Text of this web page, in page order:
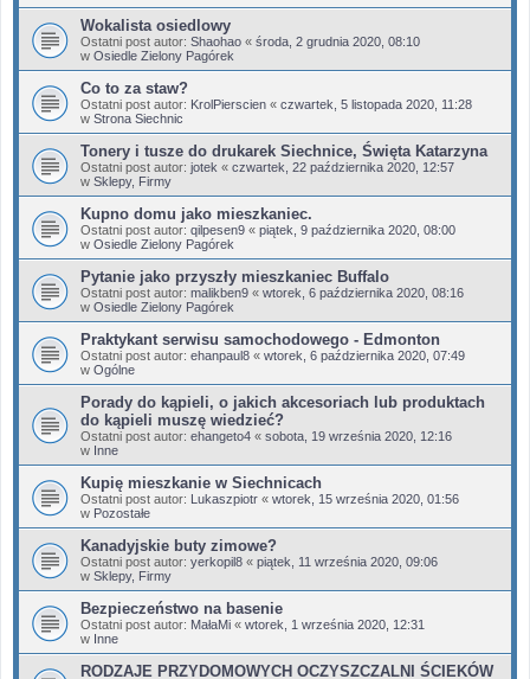
Wokalista osiedlowy
Ostatni post autor: Shaohao « środa, 2 grudnia 2020, 08:10
w Osiedle Zielony Pagórek
Co to za staw?
Ostatni post autor: KrolPierscien « czwartek, 5 listopada 2020, 11:28
w Strona Siechnic
Tonery i tusze do drukarek Siechnice, Święta Katarzyna
Ostatni post autor: jotek « czwartek, 22 października 2020, 12:57
w Sklepy, Firmy
Kupno domu jako mieszkaniec.
Ostatni post autor: qilpesen9 « piątek, 9 października 2020, 08:00
w Osiedle Zielony Pagórek
Pytanie jako przyszły mieszkaniec Buffalo
Ostatni post autor: malikben9 « wtorek, 6 października 2020, 08:16
w Osiedle Zielony Pagórek
Praktykant serwisu samochodowego - Edmonton
Ostatni post autor: ehanpaul8 « wtorek, 6 października 2020, 07:49
w Ogólne
Porady do kąpieli, o jakich akcesoriach lub produktach
do kąpieli muszę wiedzieć?
Ostatni post autor: ehangeto4 « sobota, 19 września 2020, 12:16
w Inne
Kupię mieszkanie w Siechnicach
Ostatni post autor: Lukaszpiotr « wtorek, 15 września 2020, 01:56
w Pozostałe
Kanadyjskie buty zimowe?
Ostatni post autor: yerkopil8 « piątek, 11 września 2020, 09:06
w Sklepy, Firmy
Bezpieczeństwo na basenie
Ostatni post autor: MałaMi « wtorek, 1 września 2020, 12:31
w Inne
RODZAJE PRZYDOMOWYCH OCZYSZCZALNI ŚCIEKÓW